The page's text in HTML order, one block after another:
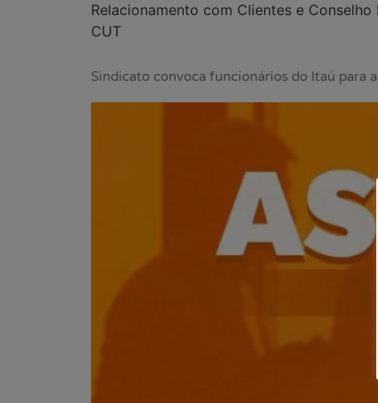
Relacionamento com Clientes e
CUT
Sindicato convoca funcionários do Itaú para